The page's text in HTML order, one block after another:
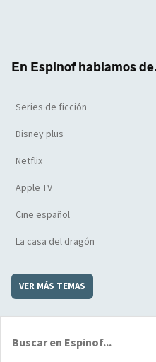
En Espinof hablamos
Series de ficción
Disney plus
Netflix
Apple TV
Cine español
La casa del dragón
VER MÁS TEMAS